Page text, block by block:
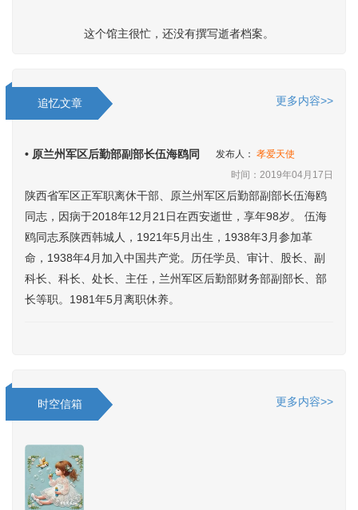
这个馆主很忙，还没有撰写逝者档案。
追忆文章 更多内容>>
• 原兰州军区后勤部副部长伍海鸥同 发布人： 孝爱天使
时间：2019年04月17日
陕西省军区正军职离休干部、原兰州军区后勤部副部长伍海鸥
同志，因病于2018年12月21日在西安逝世，享年98岁。 伍海
鸥同志系陕西韩城人，1921年5月出生，1938年3月参加革
命，1938年4月加入中国共产党。历任学员、审计、股长、副
科长、科长、处长、主任，兰州军区后勤部财务部副部长、部
长等职。1981年5月离职休养。
时空信箱 更多内容>>